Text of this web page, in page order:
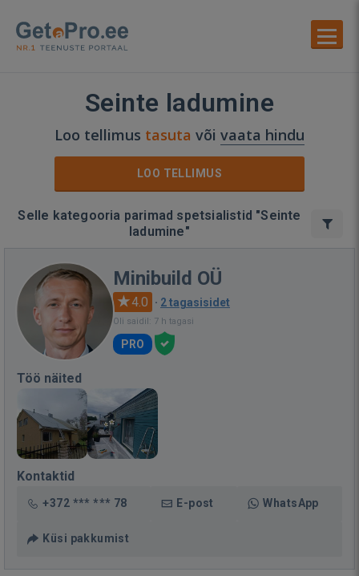
Seinte ladumine
Loo tellimus tasuta või vaata hindu
LOO TELLIMUS
Selle kategooria parimad spetsialistid "Seinte
ladumine"
Minibuild OÜ
4.0 · 2 tagasisidet
Oli saidil: 7 h tagasi
PRO
Töö näited
Kontaktid
+372 *** *** 78 E-post WhatsApp
Küsi pakkumist